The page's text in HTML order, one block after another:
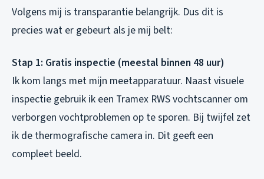
Volgens mij is transparantie belangrijk. Dus dit is
precies wat er gebeurt als je mij belt:
Stap 1: Gratis inspectie (meestal binnen 48 uur)
Ik kom langs met mijn meetapparatuur. Naast visuele
inspectie gebruik ik een Tramex RWS vochtscanner om
verborgen vochtproblemen op te sporen. Bij twijfel zet
ik de thermografische camera in. Dit geeft een
compleet beeld.